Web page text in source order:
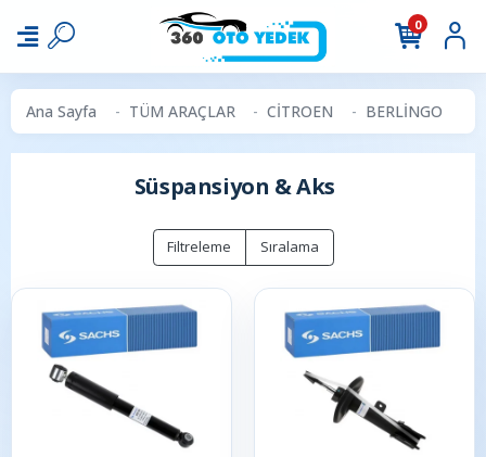
0
Ana Sayfa TÜM ARAÇLAR CİTROEN BERLİNGO
Süspansiyon & Aks
Filtreleme Sıralama